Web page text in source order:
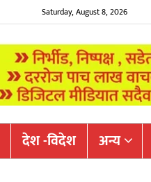
Saturday, August 8, 2026
देश -विदेश अन्य